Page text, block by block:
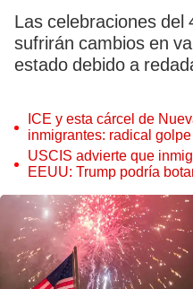
Las celebraciones del
sufrirán cambios en
estado debido a
ICE y esta cárcel de
inmigrantes: radical
Kathy Hochul
USCIS advierte que
EEUU: Trump podría